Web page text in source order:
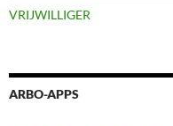
VRIJWILLIGER
ARBO-APPS